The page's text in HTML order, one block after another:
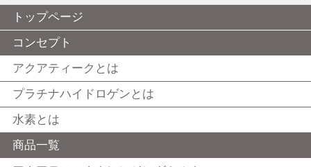
トップページ
コンセプト
アクアティークとは
プラチナハイドロゲンとは
水素とは
商品一覧